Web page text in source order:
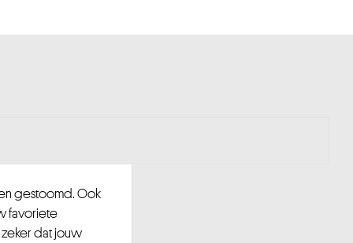
gestoomd. Ook
favoriete
dat jouw